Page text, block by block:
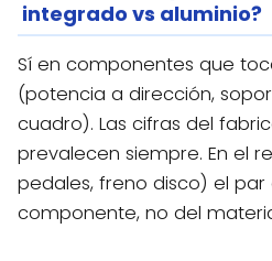
integrado vs aluminio?
Sí en componentes que
(potencia a dirección,
cuadro). Las cifras del
prevalecen siempre. En el
pedales, freno disco) el
componente, no del